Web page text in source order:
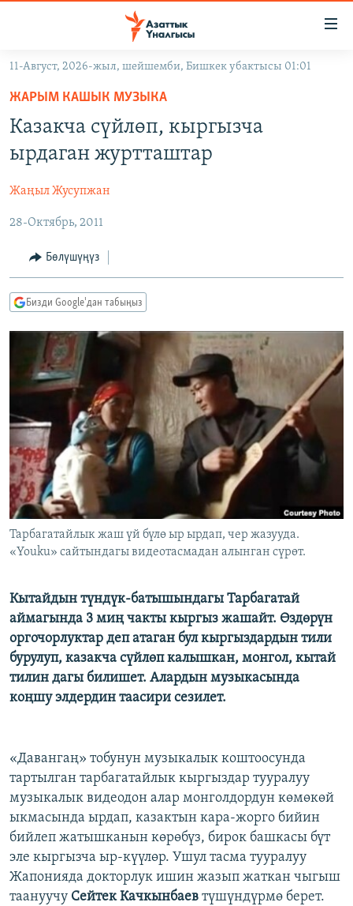
Навигацияга
өтүңүз
Издөөгө
салыңыз
ЭКОНОМИКА
МАДАНИЯТ
БОРБОР АЗИЯ
УКРАИНА
АТАЙЫН ИЛИКТӨӨ
ТВ ПРОГРАММАЛАР
БҮГҮН АЗАТТЫКТА
БИЗ ЖАНА ДҮЙНӨ
ДАНИСТЕ
ЭЖЕ-СИҢДИЛЕР
АЗАТТЫК+
ЫҢГАЙСЫЗ СУРООЛОР
ПОДКАСТ
ӨЗГӨЧӨ ПИКИР
ОНЛАЙН ШЕРИНЕ
ЭЕ/АРнун бардык сайттары
11-Август, 2026-жыл, шейшемби, Бишкек убактысы 01:01
ЖАРЫМ КАШЫК МУЗЫКА
Казакча сүйлөп, кыргызча
ырдаган журтташтар
Жаңыл Жусупжан
28-Октябрь, 2011
Бөлүшүңүз
Бизди Google'дан табыңыз
Тарбагатайлык жаш үй бүлө ыр ырдап, чер жазууда.
«Youku» сайтындагы видеотасмадан алынган сүрөт.
Кытайдын түндүк-батышындагы Тарбагатай
аймагында 3 миң чакты кыргыз жашайт. Өздөрүн
оргочорлуктар деп атаган бул кыргыздардын тили
бурулуп, казакча сүйлөп калышкан, монгол, кытай
тилин дагы билишет. Алардын музыкасында
коңшу элдердин таасири сезилет.
«Давангаң» тобунун музыкалык коштоосунда
тартылган тарбагатайлык кыргыздар тууралуу
музыкалык видеодон алар монголдордун көмөкөй
ыкмасында ырдап, казактын кара-жорго бийин
бийлеп жатышканын көрөбүз, бирок башкасы бүт
эле кыргызча ыр-күүлөр. Ушул тасма тууралуу
Жапонияда докторлук ишин жазып жаткан чыгыш
таануучу Сейтек Качкынбаев түшүндүрмө берет.